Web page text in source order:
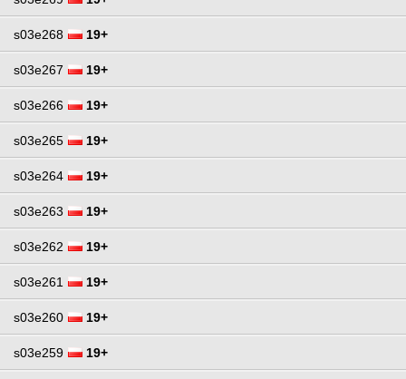
s03e268 19+
s03e267 19+
s03e266 19+
s03e265 19+
s03e264 19+
s03e263 19+
s03e262 19+
s03e261 19+
s03e260 19+
s03e259 19+